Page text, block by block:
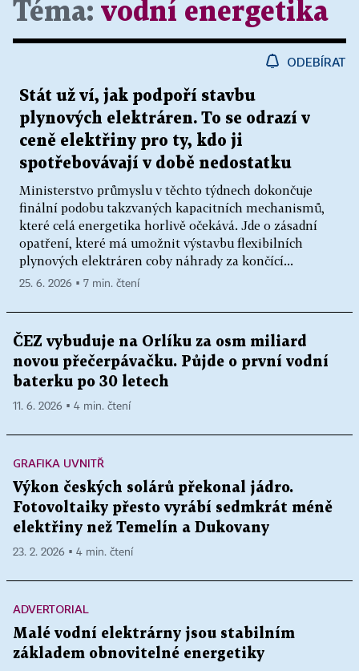
Téma: vodní energetika
ODEBÍRAT
Stát už ví, jak podpoří stavbu
plynových elektráren. To se odrazí v
ceně elektřiny pro ty, kdo ji
spotřebovávají v době nedostatku
Ministerstvo průmyslu v těchto týdnech dokončuje
finální podobu takzvaných kapacitních mechanismů,
které celá energetika horlivě očekává. Jde o zásadní
opatření, které má umožnit výstavbu flexibilních
plynových elektráren coby náhrady za končící...
25. 6. 2026 ▪ 7 min. čtení
ČEZ vybuduje na Orlíku za osm miliard
novou přečerpávačku. Půjde o první vodní
baterku po 30 letech
11. 6. 2026 ▪ 4 min. čtení
GRAFIKA UVNITŘ
Výkon českých solárů překonal jádro.
Fotovoltaiky přesto vyrábí sedmkrát méně
elektřiny než Temelín a Dukovany
23. 2. 2026 ▪ 4 min. čtení
ADVERTORIAL
Malé vodní elektrárny jsou stabilním
základem obnovitelné energetiky